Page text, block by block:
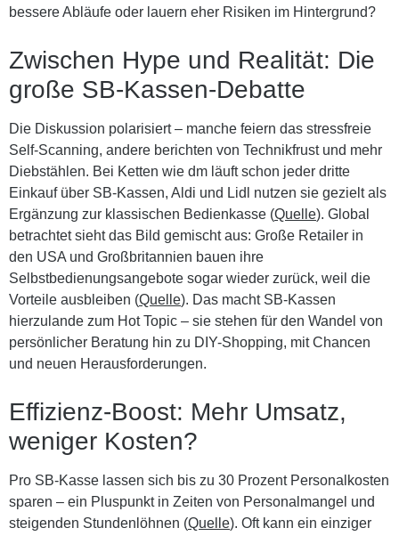
bessere Abläufe oder lauern eher Risiken im Hintergrund?
Zwischen Hype und Realität: Die
große SB-Kassen-Debatte
Die Diskussion polarisiert – manche feiern das stressfreie
Self-Scanning, andere berichten von Technikfrust und mehr
Diebstählen. Bei Ketten wie dm läuft schon jeder dritte
Einkauf über SB-Kassen, Aldi und Lidl nutzen sie gezielt als
Ergänzung zur klassischen Bedienkasse (Quelle). Global
betrachtet sieht das Bild gemischt aus: Große Retailer in
den USA und Großbritannien bauen ihre
Selbstbedienungsangebote sogar wieder zurück, weil die
Vorteile ausbleiben (Quelle). Das macht SB-Kassen
hierzulande zum Hot Topic – sie stehen für den Wandel von
persönlicher Beratung hin zu DIY-Shopping, mit Chancen
und neuen Herausforderungen.
Effizienz-Boost: Mehr Umsatz,
weniger Kosten?
Pro SB-Kasse lassen sich bis zu 30 Prozent Personalkosten
sparen – ein Pluspunkt in Zeiten von Personalmangel und
steigenden Stundenlöhnen (Quelle). Oft kann ein einziger